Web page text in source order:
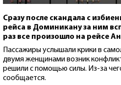
Сразу после скандала с
рейса в Доминикану за ним
раз все произошло на рейсе
Пассажиры услышали крики в
двумя женщинами возник
решили с помощью силы. Из-за
сообщается.